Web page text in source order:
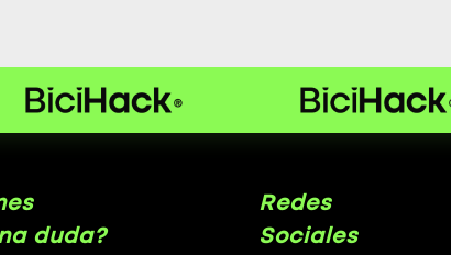
duda?
Redes
Sociales